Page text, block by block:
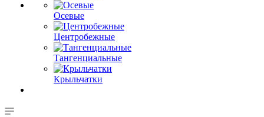
Осевые
Центробежные
Тангенциальные
Крыльчатки